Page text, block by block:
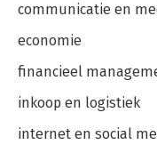
communicatie en
economie
financieel
inkoop en logistiek
internet en social